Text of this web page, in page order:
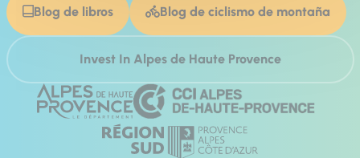
Blog de libros Blog de ciclismo de montaña
Invest In Alpes de Haute Provence